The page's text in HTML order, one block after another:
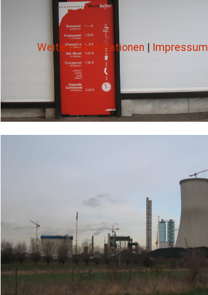
Weitere Informationen Impressum